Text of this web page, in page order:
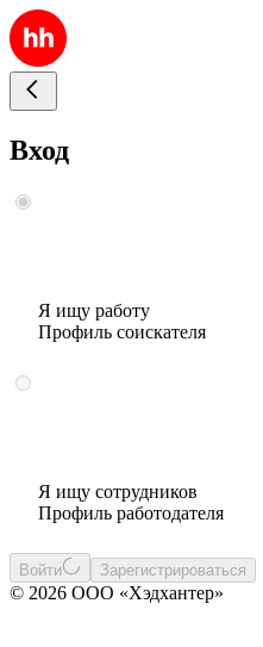
Вход
Я ищу работу
Профиль соискателя
Я ищу сотрудников
Профиль работодателя
Войти Зарегистрироваться
© 2026 ООО «Хэдхантер»